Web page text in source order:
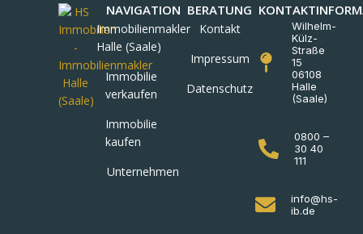
NAVIGATION
Immobilienmakler
Halle (Saale)
Immobilie
verkaufen
Immobilie
kaufen
Unternehmen
BERATUNG
Kontakt
Impressum
Datenschutz
Wilhelm-
Külz-
Straße
15
06108
Halle
(Saale)
0800 –
30 40
111
info@hs-
ib.de